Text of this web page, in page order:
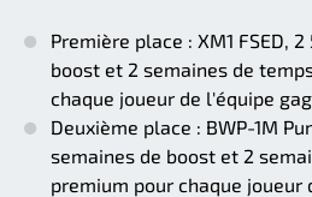
Première place : XM1 FSED,
boost et 2 semaines de
chaque joueur de l'équipe
Deuxième place : BWP-1M
semaines de boost et 2
premium pour chaque joueur